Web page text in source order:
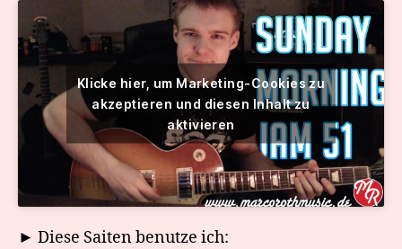
Klicke hier, um Marketing-Cookies zu
akzeptieren und diesen Inhalt zu
aktivieren
► Diese Saiten benutze ich: